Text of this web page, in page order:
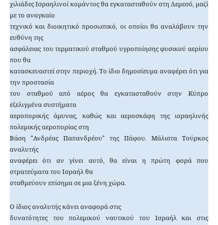
χιλιάδες Ισραηλινοί κομάντος θα εγκατασταθούν στη Λεμεσό, μαζί
με το αναγκαίο
τεχνικό και διοικητικό προσωπικό, οι οποίοι θα αναλάβουν την
ευθύνη της
ασφάλειας του τερματικού σταθμού υγροποίησης φυσικού αερίου
που θα
κατασκευαστεί στην περιοχή. Το ίδιο δημοσίευμα αναφέρει ότι για
την προστασία
του σταθμού από αέρος θα εγκατασταθούν στην Κύπρο
εξελιγμένα συστήματα
αεροπορικής άμυνας, καθώς και αεροσκάφη της ισραηλινής
πολεμικής αεροπορίας στη
Βάση “Ανδρέας Παπανδρέου” της Πάφου. Μάλιστα Τούρκος
αναλυτής
αναφέρει ότι αν γίνει αυτό, θα είναι η πρώτη φορά που
στρατεύματα του Ισραήλ θα
σταθμεύουν επίσημα σε μια ξένη χώρα.
Ο ίδιος αναλυτής κάνει αναφορά στις
δυνατότητες του πολεμικού ναυτικού του Ισραήλ και στις